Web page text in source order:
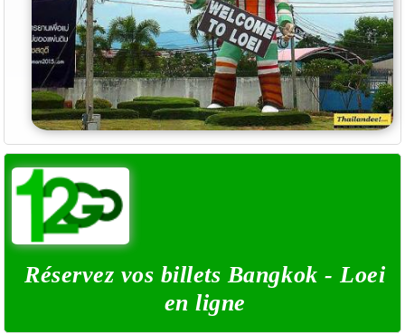
Réservez vos billets Bangkok - Loei
en ligne